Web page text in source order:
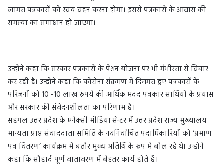
लागत पत्रकारों को स्वयं वहन करना होगा। इससे पत्रकारों के आवास की
समस्या का समाधान हो जाएगा।
उन्होंने कहा कि सरकार पत्रकारों के पेंशन योजना पर भी गंभीरता से विचार
कर रही है। उन्होने कहा कि कोरोना संक्रमण में दिवंगत हुए पत्रकारों के
परिजनों को 10 -10 लाख रुपये की आर्थिक मदद पत्रकार साथियों के प्रयास
और सरकार की संवेदनशीलता का परिणाम है।
सहगल उत्तर प्रदेश के एनेक्सी मीडिया सेन्टर में उत्तर प्रदेश राज्य मुख्यालय
मान्यता प्राप्त संवाददाता समिति के नवनिर्वाचित पदाधिकारियों को ‘प्रमाण
पत्र वितरण’ कार्यक्रम में बतौर मुख्य अतिथि के रुप मे बोल रहे थे। उन्होने
कहा कि सौहार्द पूर्ण वातावरण में बेहतर कार्य होते हैं।